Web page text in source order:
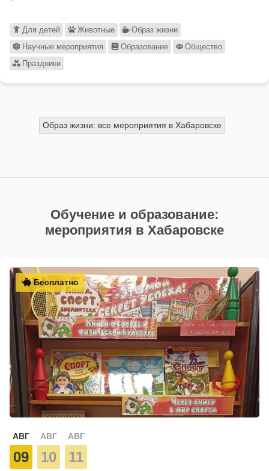
Для детей Животные
Образ жизни
Научные мероприятия
Образование
Общество
Праздники
Образ жизни: все мероприятия в Хабаровске
Обучение и образование:
мероприятия в Хабаровске
Бесплатно
АВГ
09
АВГ
10
АВГ
11